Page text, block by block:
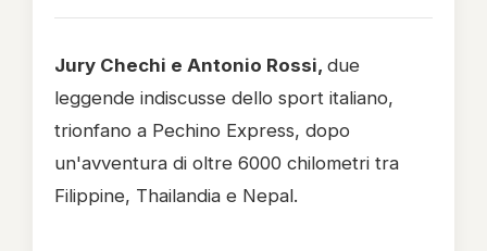
Jury Chechi e Antonio Rossi, due
leggende indiscusse dello sport italiano,
trionfano a Pechino Express, dopo
un'avventura di oltre 6000 chilometri tra
Filippine, Thailandia e Nepal.